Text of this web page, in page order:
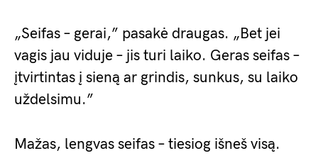
„Seifas – gerai,” pasakė draugas. „Bet jei
vagis jau viduje – jis turi laiko. Geras seifas –
įtvirtintas į sieną ar grindis, sunkus, su laiko
uždelsimu.”
Mažas, lengvas seifas – tiesiog išneš visą.